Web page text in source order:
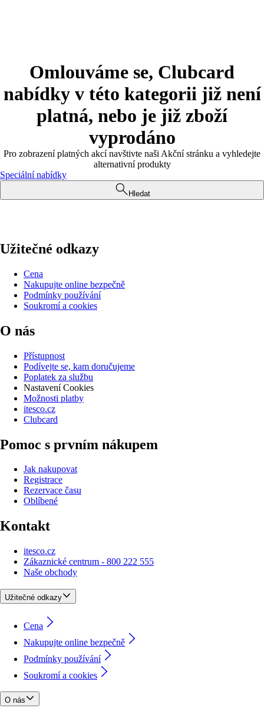
Omlouváme se, Clubcard
nabídky v této kategorii již není
platná, nebo je již zboží
vyprodáno
Pro zobrazení platných akcí navštivte naši Akční stránku a vyhledejte
alternativní produkty
Speciální nabídky
Hledat
Užitečné odkazy
Cena
Nakupujte online bezpečně
Podmínky používání
Soukromí a cookies
O nás
Přístupnost
Podívejte se, kam doručujeme
Poplatek za službu
Nastavení Cookies
Možnosti platby
itesco.cz
Clubcard
Pomoc s prvním nákupem
Jak nakupovat
Registrace
Rezervace času
Oblíbené
Kontakt
itesco.cz
Zákaznické centrum - 800 222 555
Naše obchody
Užitečné odkazy
Cena
Nakupujte online bezpečně
Podmínky používání
Soukromí a cookies
O nás